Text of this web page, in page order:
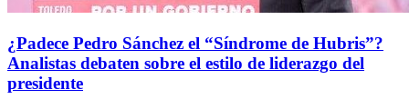
¿Padece Pedro Sánchez el “Síndrome de Hubris”?
Analistas debaten sobre el estilo de liderazgo del
presidente